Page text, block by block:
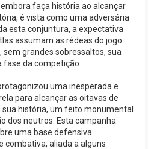
faça história ao alcançar
é vista como uma adversária
esta conjuntura, a expectativa
assumam as rédeas do jogo
sem grandes sobressaltos, sua
da competição.
uma inesperada e
para alcançar as oitavas de
história, um feito monumental
dos neutros. Esta campanha
uma base defensiva
aliada a alguns